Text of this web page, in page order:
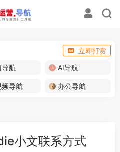
立即打赏
导航 AI导航
频导航 办公导航
小文联系方式